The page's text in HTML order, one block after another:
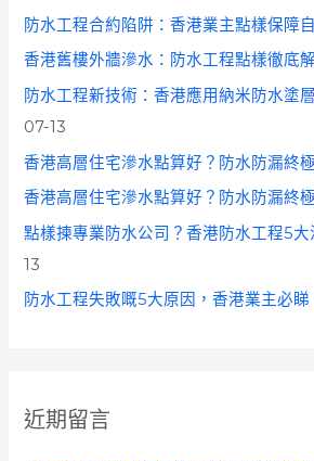
防水工程合約陷阱：香港業主點樣保障
香港舊樓外牆滲水：防水工程點樣徹底
防水工程新技術：香港應用納米防水塗
07-13
香港高層住宅滲水點算好？防水防漏終
香港高層住宅滲水點算好？防水防漏終
點樣揀專業防水公司？香港防水工程5大
13
防水工程失敗嘅5大原因，香港業主必睇
近期留言